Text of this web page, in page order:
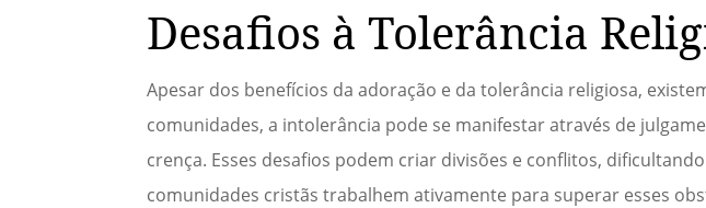
Desafios à Tolerância
Apesar dos benefícios da adoração e da tolerância religiosa,
comunidades, a intolerância pode se manifestar através de
crença. Esses desafios podem criar divisões e conflitos,
comunidades cristãs trabalhem ativamente para superar esses